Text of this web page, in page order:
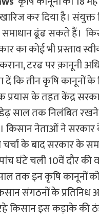
कर दिया है।
ढूंढ सकते हैं।
का कोई भी प्रस्ताव
टरढ पर क़ानूनी
दें कि तीन कृषि
के तहत केंद्र
साल तक निलंबित
किसान नेताओं ने सरकार
के बाद सरकार के
घंटे चली 10वें दौर की
तक इन कृषि कानूनों को
संगठनों के
रहे किसान इस कड़ाके